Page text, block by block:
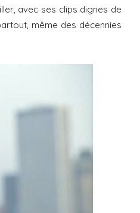
avec ses clips dignes de
même des décennies